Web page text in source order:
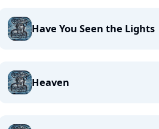
Have You Seen the Lights
Heaven